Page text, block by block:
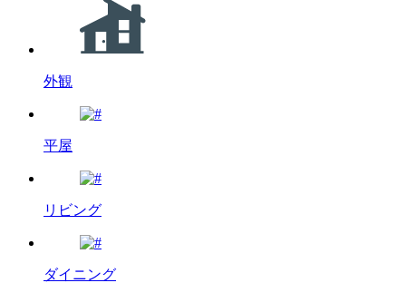
外観
平屋
リビング
ダイニング